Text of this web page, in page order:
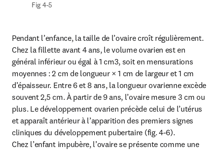
Fig 4-5
Pendant l’enfance, la taille de l’ovaire croît régulièrement.
Chez la fillette avant 4 ans, le volume ovarien est en
général inférieur ou égal à 1 cm3, soit en mensurations
moyennes : 2 cm de longueur × 1 cm de largeur et 1 cm
d’épaisseur. Entre 6 et 8 ans, la longueur ovarienne excède
souvent 2,5 cm. À partir de 9 ans, l’ovaire mesure 3 cm ou
plus. Le développement ovarien précède celui de l’utérus
et apparaît antérieur à l’apparition des premiers signes
cliniques du développement pubertaire (fig. 4-6).
Chez l’enfant impubère, l’ovaire se présente comme une